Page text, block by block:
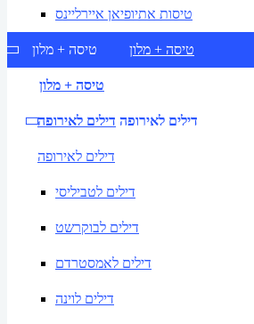
טיסות אתיופיאן איירליינס
טיסה + מלון טיסה + מלון
טיסה + מלון
דילים לאירופה דילים לאירופה
דילים לאירופה
דילים לטביליסי
דילים לבוקרשט
דילים לאמסטרדם
דילים לוינה